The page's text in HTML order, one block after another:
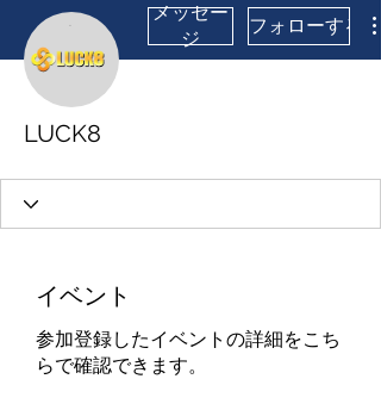
メッセー
ジ
フォローする
LUCK8
イベント
参加登録したイベントの詳細をこち
らで確認できます。